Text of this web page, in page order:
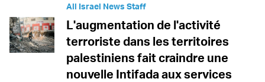
All Israel News Staff
L'augmentation de l'activité
terroriste dans les territoires
palestiniens fait craindre une
nouvelle Intifada aux services